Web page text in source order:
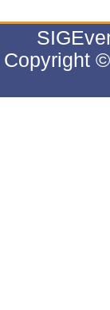
Copyright